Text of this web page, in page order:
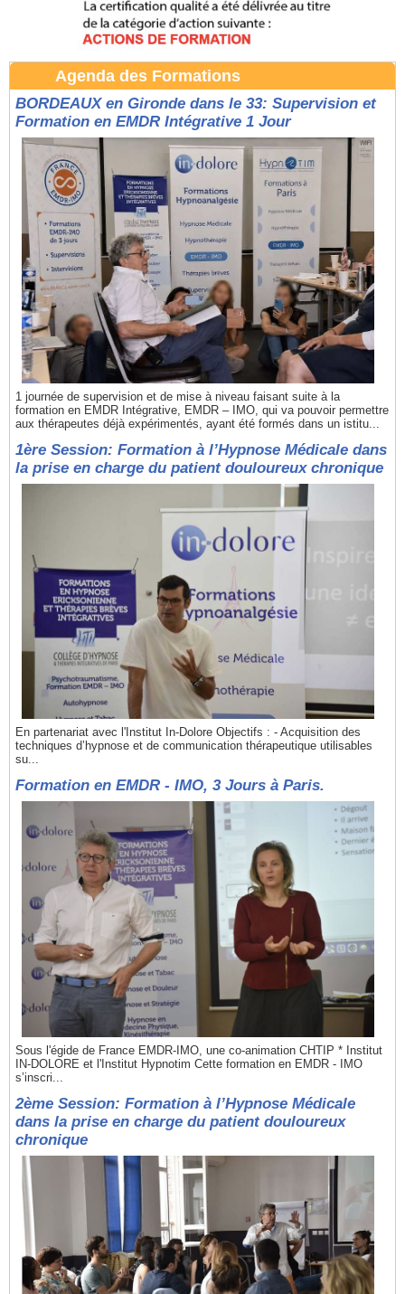
Agenda des Formations
BORDEAUX en Gironde dans le 33: Supervision et
Formation en EMDR Intégrative 1 Jour
1 journée de supervision et de mise à niveau faisant suite à la
formation en EMDR Intégrative, EMDR – IMO, qui va pouvoir permettre
aux thérapeutes déjà expérimentés, ayant été formés dans un istitu...
1ère Session: Formation à l’Hypnose Médicale dans
la prise en charge du patient douloureux chronique
En partenariat avec l'Institut In-Dolore Objectifs : - Acquisition des
techniques d’hypnose et de communication thérapeutique utilisables
su...
Formation en EMDR - IMO, 3 Jours à Paris.
Sous l'égide de France EMDR-IMO, une co-animation CHTIP * Institut
IN-DOLORE et l'Institut Hypnotim Cette formation en EMDR - IMO
s’inscri...
2ème Session: Formation à l’Hypnose Médicale
dans la prise en charge du patient douloureux
chronique